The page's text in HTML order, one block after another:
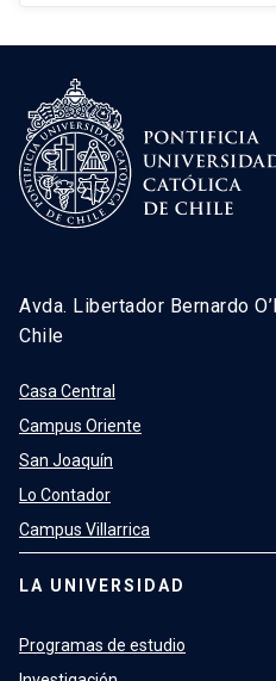
Avda. Libertador Bernardo
Chile
Casa Central
Campus Oriente
San Joaquín
Lo Contador
Campus Villarrica
LA UNIVERSIDAD
Programas de estudio